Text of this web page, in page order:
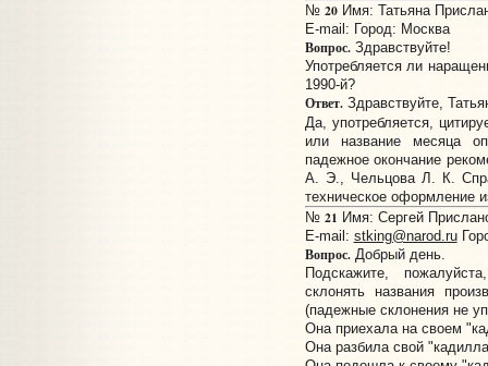
№ 20Имя: Татьяна
E-mail: Город: Москва
Вопрос.Здравствуйте!
Употребляется ли
1990-й?
Ответ.Здравствуйте,
Да, употребляется,
или название месяца
падежное окончание
А. Э., Чельцова Л. К.
техническое оформление
№ 21 Имя: Сергей
E-mail: stking@narod.ru
Вопрос.Добрый день.
Подскажите,
склонять названия
(падежные склонения не
Она приехала на своем
Она разбила свой